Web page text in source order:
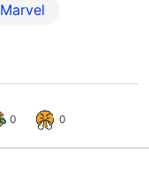
Marvel
0 0